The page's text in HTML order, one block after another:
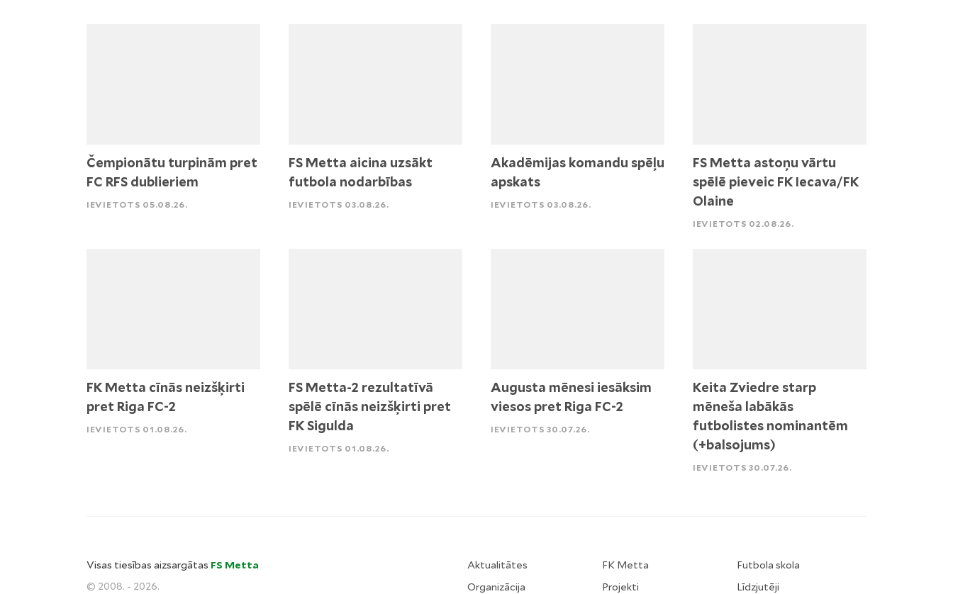
Čempionātu turpinām pret
FC RFS dublieriem
IEVIETOTS 05.08.26.
FS Metta aicina uzsākt
futbola nodarbības
IEVIETOTS 03.08.26.
Akadēmijas komandu spēļu
apskats
IEVIETOTS 03.08.26.
FS Metta astoņu vārtu
spēlē pieveic FK Iecava/FK
Olaine
IEVIETOTS 02.08.26.
FK Metta cīnās neizšķirti
pret Riga FC-2
IEVIETOTS 01.08.26.
FS Metta-2 rezultatīvā
spēlē cīnās neizšķirti pret
FK Sigulda
IEVIETOTS 01.08.26.
Augusta mēnesi iesāksim
viesos pret Riga FC-2
IEVIETOTS 30.07.26.
Keita Zviedre starp
mēneša labākās
futbolistes nominantēm
(+balsojums)
IEVIETOTS 30.07.26.
Visas tiesības aizsargātas FS Metta
© 2008. - 2026.
Aktualitātes
Organizācija
FK Metta
Projekti
Futbola skola
Līdzjutēji